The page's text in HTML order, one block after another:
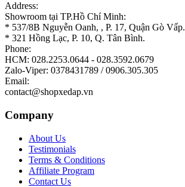
Address:
Showroom tại TP.Hồ Chí Minh:
* 537/8B Nguyễn Oanh, , P. 17, Quận Gò Vấp.
* 321 Hồng Lạc, P. 10, Q. Tân Bình.
Phone:
HCM: 028.2253.0644 - 028.3592.0679
Zalo-Viper: 0378431789 / 0906.305.305
Email:
contact@shopxedap.vn
Company
About Us
Testimonials
Terms & Conditions
Affiliate Program
Contact Us